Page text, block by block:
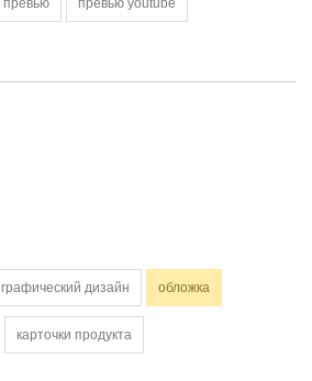
превью превью youtube
графический дизайн обложка
карточки продукта